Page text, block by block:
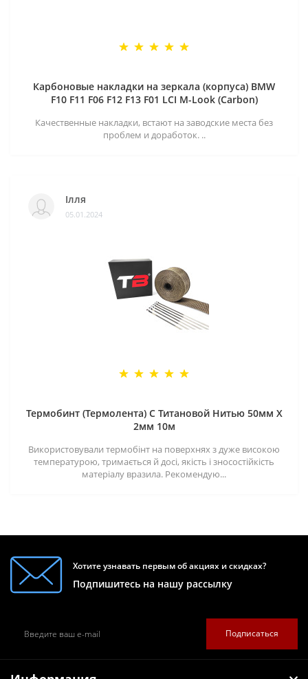
Карбоновые накладки на зеркала (корпуса) BMW
F10 F11 F06 F12 F13 F01 LCI M-Look (Carbon)
Качественные накладки, встают на заводские места без
проблем и доработок. ..
Ілля
05.01.2024
Термобинт (Термолента) С Титановой Нитью 50мм X
2мм 10м
Використовували термобінт на поверхнях з дуже високою
температурою, тримається й досі, якість і зносостійкість
матеріалу вразила. Рекомендую...
Хотите узнавать первым об акциях и скидках?
Подпишитесь на нашу рассылку
Подписаться